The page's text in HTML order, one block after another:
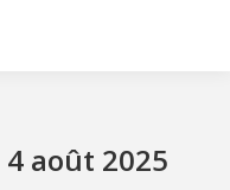
4 août 2025